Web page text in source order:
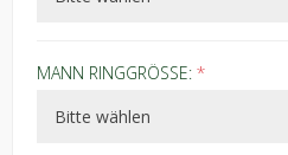
MANN RINGGRÖSSE: *